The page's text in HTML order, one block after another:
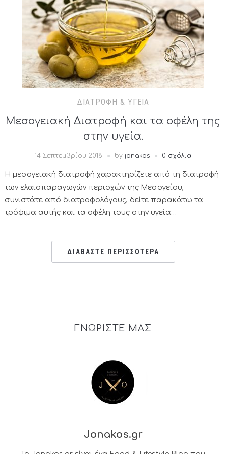
ΔΙΑΤΡΟΦΉ & ΥΓΕΊΑ
Μεσογειακή Διατροφή και τα οφέλη της
στην υγεία.
14 Σεπτεμβρίου 2018 by jonakos 0 σχόλια
Η μεσογειακή διατροφή χαρακτηρίζετε από τη διατροφή
των ελαιοπαραγωγών περιοχών της Μεσογείου,
συνιστάτε από διατροφολόγους, δείτε παρακάτω τα
τρόφιμα αυτής και τα οφέλη τους στην υγεία…
ΔΙΑΒΑΣΤΕ ΠΕΡΙΣΣΟΤΕΡΑ
ΓΝΩΡΙΣΤΕ ΜΑΣ
Jonakos.gr